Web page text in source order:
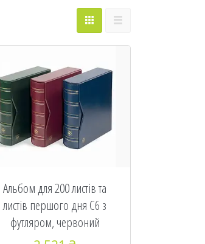
Альбом для 200 листів та
листів першого дня C6 з
футляром, червоний